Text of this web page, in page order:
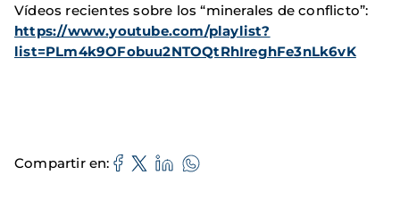
Vídeos recientes sobre los “minerales de conflicto”:
https://www.youtube.com/playlist?
list=PLm4k9OFobuu2NTOQtRhIreghFe3nLk6vK
Compartir en